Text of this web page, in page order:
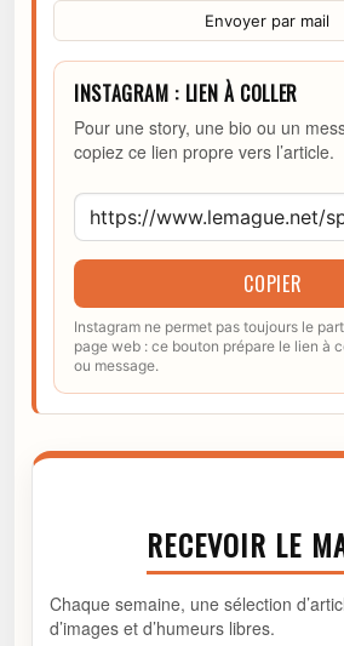
Envoyer par mail
INSTAGRAM : LIEN À COLLER
Pour une story, une bio ou un
copiez ce lien propre vers l’article.
COPIER
Instagram ne permet pas toujours le
page web : ce bouton prépare le lien à
ou message.
RECEVOIR LE
Chaque semaine, une sélection
d’images et d’humeurs libres.